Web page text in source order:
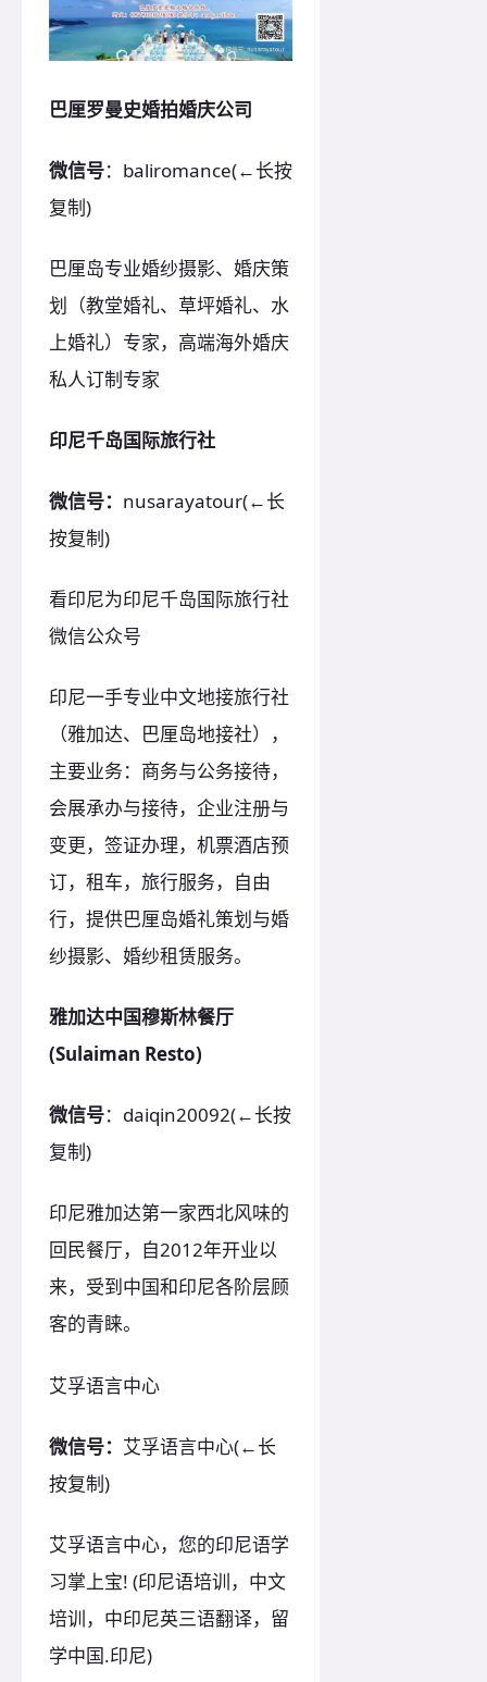
巴厘罗曼史婚拍婚庆公司
微信号：baliromance(←长按
复制)
巴厘岛专业婚纱摄影、婚庆策
划（教堂婚礼、草坪婚礼、水
上婚礼）专家，高端海外婚庆
私人订制专家
印尼千岛国际旅行社
微信号： nusarayatour(←长
按复制)
看印尼为印尼千岛国际旅行社
微信公众号
印尼一手专业中文地接旅行社
（雅加达、巴厘岛地接社），
主要业务：商务与公务接待，
会展承办与接待，企业注册与
变更，签证办理，机票酒店预
订，租车，旅行服务，自由
行，提供巴厘岛婚礼策划与婚
纱摄影、婚纱租赁服务。
雅加达中国穆斯林餐厅
(Sulaiman Resto)
微信号：daiqin20092(←长按
复制)
印尼雅加达第一家西北风味的
回民餐厅，自2012年开业以
来，受到中国和印尼各阶层顾
客的青睐。
艾孚语言中心
微信号： 艾孚语言中心(←长
按复制)
艾孚语言中心，您的印尼语学
习掌上宝! (印尼语培训，中文
培训，中印尼英三语翻译，留
学中国.印尼)